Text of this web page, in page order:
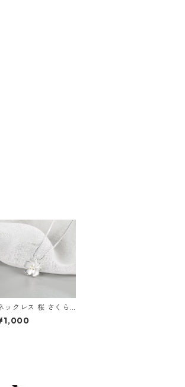
ックレス 桜 さくら
ベネチアンチェーン
ルバー サクラ チェ